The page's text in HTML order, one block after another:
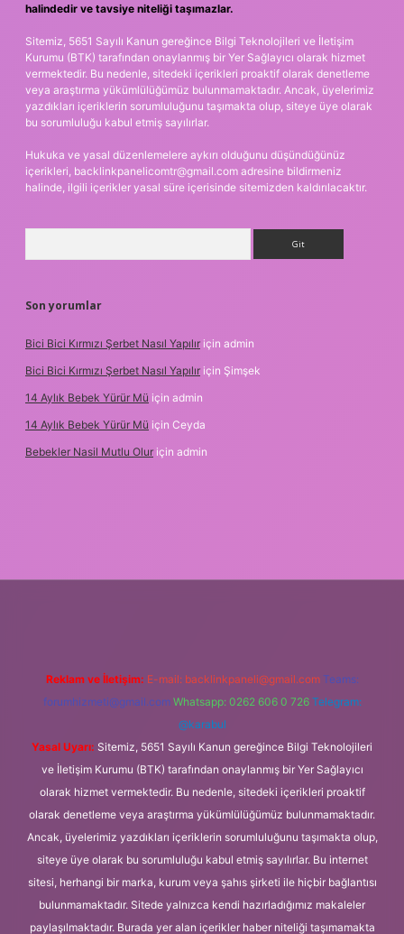
halindedir ve tavsiye niteliği taşımazlar.
Sitemiz, 5651 Sayılı Kanun gereğince Bilgi Teknolojileri ve İletişim
Kurumu (BTK) tarafından onaylanmış bir Yer Sağlayıcı olarak hizmet
vermektedir. Bu nedenle, sitedeki içerikleri proaktif olarak denetleme
veya araştırma yükümlülüğümüz bulunmamaktadır. Ancak, üyelerimiz
yazdıkları içeriklerin sorumluluğunu taşımakta olup, siteye üye olarak
bu sorumluluğu kabul etmiş sayılırlar.
Hukuka ve yasal düzenlemelere aykırı olduğunu düşündüğünüz
içerikleri, backlinkpanelicomtr@gmail.com adresine bildirmeniz
halinde, ilgili içerikler yasal süre içerisinde sitemizden kaldırılacaktır.
Son yorumlar
Bici Bici Kırmızı Şerbet Nasıl Yapılır için admin
Bici Bici Kırmızı Şerbet Nasıl Yapılır için Şimşek
14 Aylık Bebek Yürür Mü için admin
14 Aylık Bebek Yürür Mü için Ceyda
Bebekler Nasil Mutlu Olur için admin
Reklam ve İletişim: E-mail: backlinkpaneli@gmail.com Teams:
forumhizmeti@gmail.com Whatsapp: 0262 606 0 726 Telegram:
@karabul
Yasal Uyarı: Sitemiz, 5651 Sayılı Kanun gereğince Bilgi Teknolojileri
ve İletişim Kurumu (BTK) tarafından onaylanmış bir Yer Sağlayıcı
olarak hizmet vermektedir. Bu nedenle, sitedeki içerikleri proaktif
olarak denetleme veya araştırma yükümlülüğümüz bulunmamaktadır.
Ancak, üyelerimiz yazdıkları içeriklerin sorumluluğunu taşımakta olup,
siteye üye olarak bu sorumluluğu kabul etmiş sayılırlar. Bu internet
sitesi, herhangi bir marka, kurum veya şahıs şirketi ile hiçbir bağlantısı
bulunmamaktadır. Sitede yalnızca kendi hazırladığımız makaleler
paylaşılmaktadır. Burada yer alan içerikler haber niteliği taşımamakta